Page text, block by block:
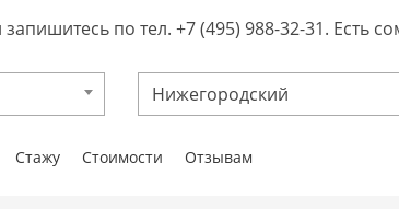
по тел. +7 (495) 988-32-31.
Нижегородский
Стажу Стоимости Отзывам